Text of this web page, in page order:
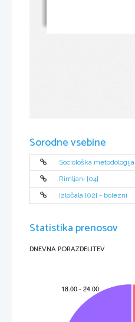
Sorodne vsebine
Sociološka metodologija
Rimljani [04]
Izločala [02] - bolezni
Statistika prenosov
DNEVNA PORAZDELITEV